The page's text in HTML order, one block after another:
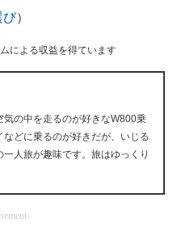
び）
による収益を得ています
気の中を走るのが好きなW800乗
などに乗るのが好きだが、いじる
人旅が趣味です。旅はゆっくり